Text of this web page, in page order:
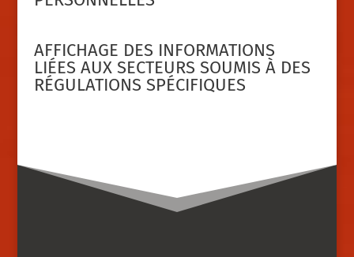
AFFICHAGE DES INFORMATIONS
LIÉES AUX SECTEURS SOUMIS À DES
RÉGULATIONS SPÉCIFIQUES